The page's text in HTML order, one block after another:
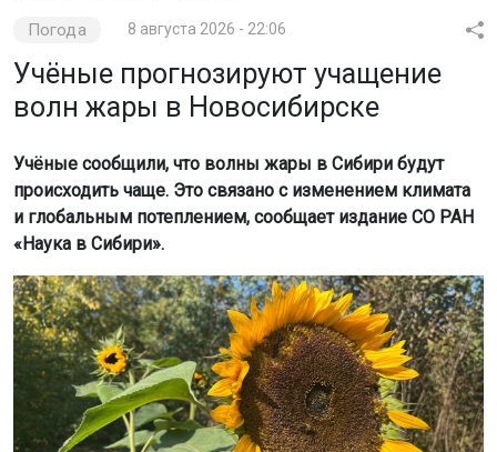
Погода 8 августа 2026 - 22:06
Учёные прогнозируют учащение
волн жары в Новосибирске
Учёные сообщили, что волны жары в Сибири будут
происходить чаще. Это связано с изменением климата
и глобальным потеплением, сообщает издание СО РАН
«Наука в Сибири».